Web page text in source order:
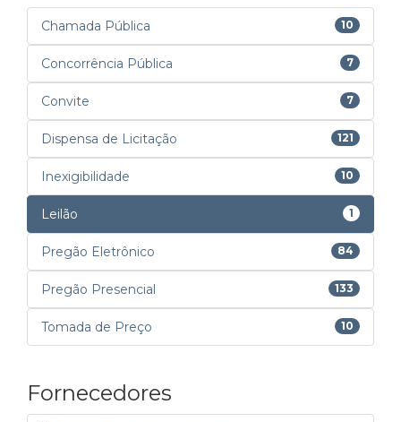
Chamada Pública 10
Concorrência Pública 7
Convite 7
Dispensa de Licitação 121
Inexigibilidade 10
Leilão 1
Pregão Eletrônico 84
Pregão Presencial 133
Tomada de Preço 10
Fornecedores